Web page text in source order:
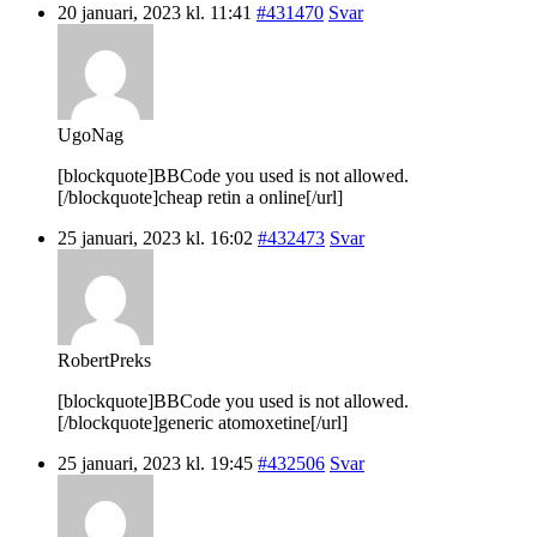
20 januari, 2023 kl. 11:41 #431470 Svar
UgoNag
[blockquote]BBCode you used is not allowed.
[/blockquote]cheap retin a online[/url]
25 januari, 2023 kl. 16:02 #432473 Svar
RobertPreks
[blockquote]BBCode you used is not allowed.
[/blockquote]generic atomoxetine[/url]
25 januari, 2023 kl. 19:45 #432506 Svar